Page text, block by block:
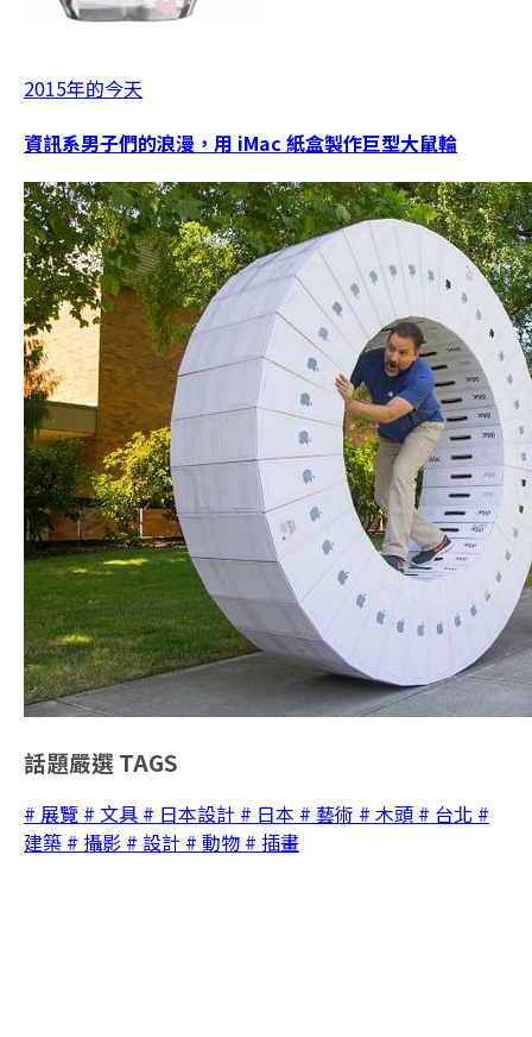
2015年的今天
資訊系男子們的浪漫，用 iMac 紙盒製作巨型大鼠輪
話題嚴選 TAGS
# 展覽 # 文具 # 日本設計 # 日本 # 藝術 # 木頭 # 台北 #
建築 # 攝影 # 設計 # 動物 # 插畫